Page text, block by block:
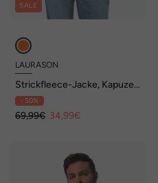
SALE
LAURASON
Strickfleece-Jacke, Kapuze,
Zipper, Langarm, OEKO-TEX
- 50%
69,99€ 34,99€